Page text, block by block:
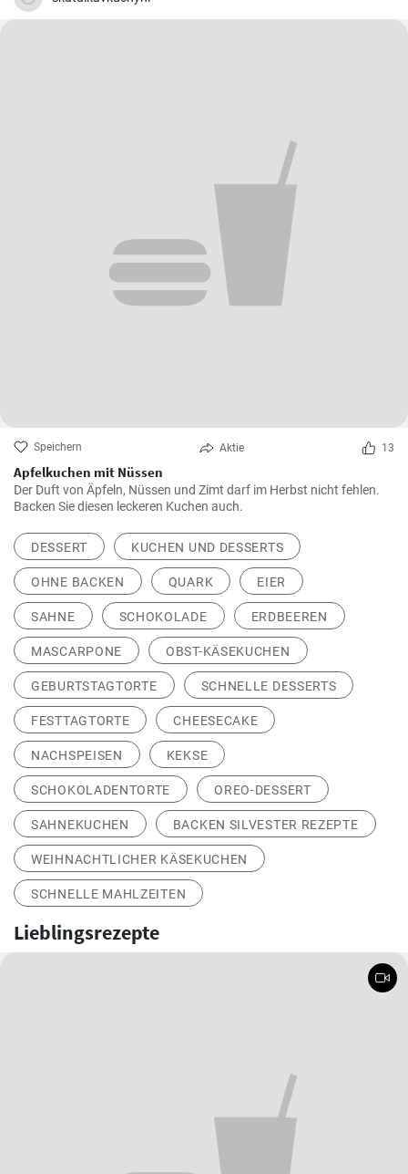
Speichern Aktie 13
Apfelkuchen mit Nüssen
Der Duft von Äpfeln, Nüssen und Zimt darf im Herbst nicht fehlen.
Backen Sie diesen leckeren Kuchen auch.
DESSERT KUCHEN UND DESSERTS
OHNE BACKEN QUARK EIER
SAHNE SCHOKOLADE ERDBEEREN
MASCARPONE OBST-KÄSEKUCHEN
GEBURTSTAGTORTE SCHNELLE DESSERTS
FESTTAGTORTE CHEESECAKE
NACHSPEISEN KEKSE
SCHOKOLADENTORTE OREO-DESSERT
SAHNEKUCHEN BACKEN SILVESTER REZEPTE
WEIHNACHTLICHER KÄSEKUCHEN
SCHNELLE MAHLZEITEN
Lieblingsrezepte